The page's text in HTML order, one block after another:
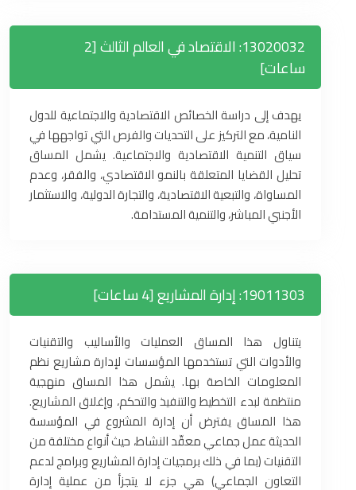
13020032: الاقتصاد في العالم الثالث [2
ساعات]
يهدف إلى دراسة الخصائص الاقتصادية والاجتماعية للدول
النامية، مع التركيز على التحديات والفرص التي تواجهها في
سياق التنمية الاقتصادية والاجتماعية. يشمل المساق
تحليل القضايا المتعلقة بالنمو الاقتصادي، والفقر، وعدم
المساواة، والتبعية الاقتصادية، والتجارة الدولية، والاستثمار
الأجنبي المباشر، والتنمية المستدامة.
19011303: إدارة المشاريع [4 ساعات]
يتناول هذا المساق العمليات والأساليب والتقنيات
والأدوات التي تستخدمها المؤسسات لإدارة مشاريع نظم
المعلومات الخاصة بها. يشمل هذا المساق منهجية
منتظمة لبدء التخطيط والتنفيذ والتحكم، وإغلاق المشاريع.
هذا المساق يفترض أن إدارة المشروع في المؤسسة
الحديثة عمل جماعي معقّد النشاط، حيث أنواع مختلفة من
التقنيات (بما في ذلك برمجيات إدارة المشاريع وبرامج لدعم
التعاون الجماعي) هي جزء لا يتجزأ من عملية إدارة